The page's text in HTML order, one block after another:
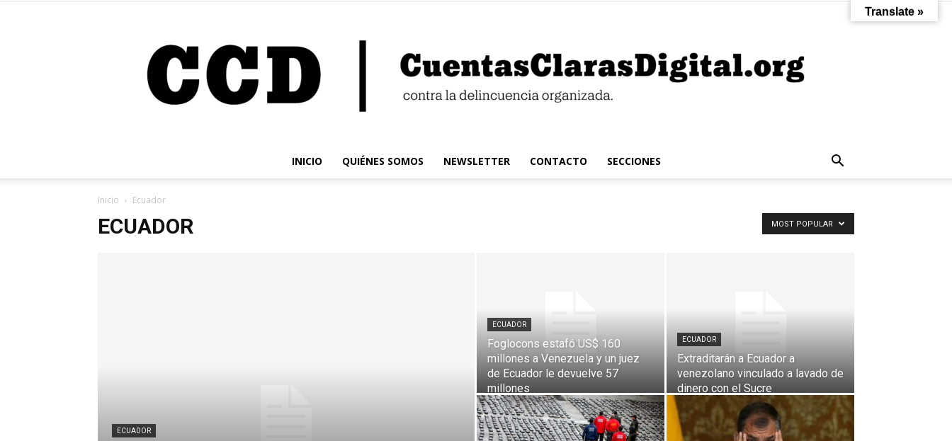
Digital
INICIO QUIÉNES SOMOS NEWSLETTER CONTACTO SECCIONES
Inicio Ecuador
ECUADOR MOST POPULAR
ECUADOR
ECUADOR
Foglocons estafó US$ 160
millones a Venezuela y un juez
de Ecuador le devuelve 57
millones
ECUADOR
Extraditarán a Ecuador a
venezolano vinculado a lavado de
dinero con el Sucre
Translate »